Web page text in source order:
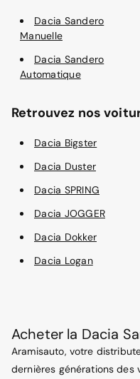
Dacia Sandero
Manuelle
Dacia Sandero
Automatique
Retrouvez nos
Dacia Bigster
Dacia Duster
Dacia SPRING
Dacia JOGGER
Dacia Dokker
Dacia Logan
Acheter la Dacia
Aramisauto, votre
dernières générations des